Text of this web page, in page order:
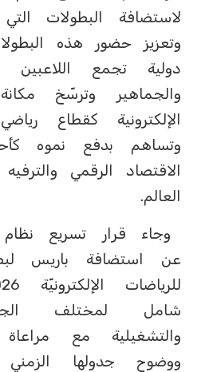
لاستضافة البطولات
وتعزيز حضور هذه
دولية تجمع اللاعبين
والجماهير وترسّخ
الإلكترونية كقطاع
وتساهم بدفع نموه
الاقتصاد الرقمي
العالم.
وجاء قرار تسريع نظام
عن استضافة باريس
شامل لمختلف
والتشغيلية مع مراعاة
ووضوح جدولها الزمني